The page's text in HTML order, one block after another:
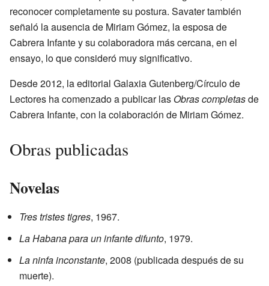
reconocer completamente su postura. Savater también
señaló la ausencia de Miriam Gómez, la esposa de
Cabrera Infante y su colaboradora más cercana, en el
ensayo, lo que consideró muy significativo.
Desde 2012, la editorial Galaxia Gutenberg/Círculo de
Lectores ha comenzado a publicar las Obras completasde
Cabrera Infante, con la colaboración de Miriam Gómez.
Obras publicadas
Novelas
Tres tristes tigres, 1967.
La Habana para un infante difunto, 1979.
La ninfa inconstante, 2008 (publicada después de su
muerte).